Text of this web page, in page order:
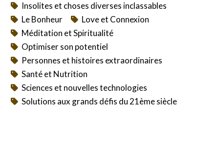
Insolites et choses diverses inclassables
Le Bonheur
Love et Connexion
Méditation et Spiritualité
Optimiser son potentiel
Personnes et histoires extraordinaires
Santé et Nutrition
Sciences et nouvelles technologies
Solutions aux grands défis du 21ème siècle